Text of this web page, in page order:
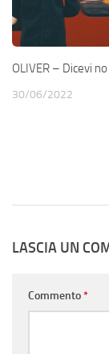
OLIVER – Dicevi no
30/06/2022
LASCIA UN
Commento*